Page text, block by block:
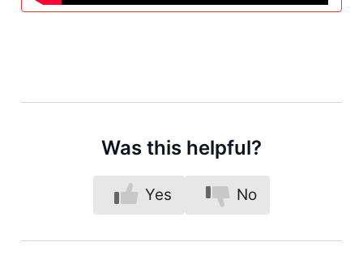
Was this helpful?
Yes No